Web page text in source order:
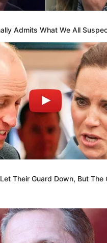
dieses Projektes sind
Wenn etwas darüber
eine Unterstützung,
ändert.
Admits What We All
Their Guard Down, But The